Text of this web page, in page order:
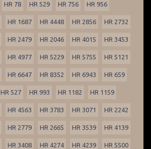
HR 78 HR 529 HR 756 HR 956
HR 1687 HR 4448 HR 2856 HR 2732
HR 2479 HR 2046 HR 4015 HR 3453
HR 4977 HR 5229 HR 5755 HR 5121
HR 6647 HR 8352 HR 6943 HR 659
HR 527 HR 993 HR 1182 HR 1159
HR 4563 HR 3783 HR 3071 HR 2242
HR 2779 HR 2665 HR 3539 HR 4139
HR 3408 HR 4274 HR 4239 HR 5500